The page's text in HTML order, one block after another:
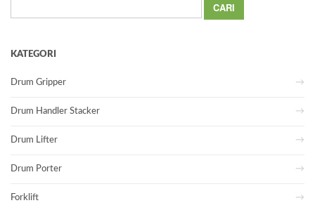
untuk:
KATEGORI
Drum Gripper
Drum Handler Stacker
Drum Lifter
Drum Porter
Forklift